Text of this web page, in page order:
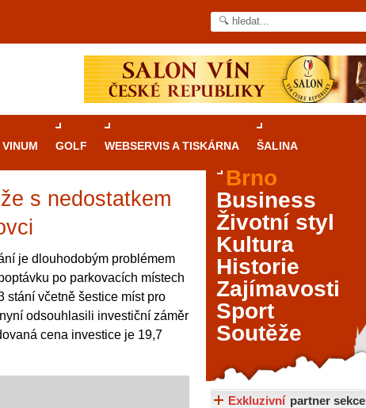
GOLF WEBSERVIS A TISKÁRNA ŠALINA
s nedostatkem
je dlouhodobým problémem
po parkovacích místech
stání včetně šestice míst pro
odsouhlasili investiční záměr
cena investice je 19,7
hrami v Brně: Od
automaty
pro zajímavé památky, skvělé
a univerzity. Mimo jiné je ale také
legálně a bezpečně vyzkoušet
hry. V neustále kvetoucí moravské
širokou nabídku her od klasické
automaty jak pro pravidelné
Brno
Business
Životní styl
Kultura
Historie
Zajímavosti
Sport
Soutěže
Exkluzivní partner sekce